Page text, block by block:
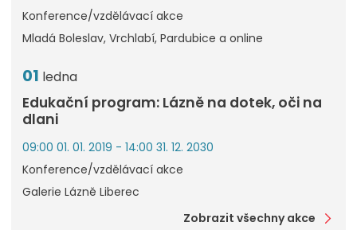
Konference/vzdělávací akce
Mladá Boleslav, Vrchlabí, Pardubice a online
01 ledna
Edukační program: Lázně na dotek, oči na
dlani
09:00 01. 01. 2019 - 14:00 31. 12. 2030
Konference/vzdělávací akce
Galerie Lázně Liberec
Zobrazit všechny akce